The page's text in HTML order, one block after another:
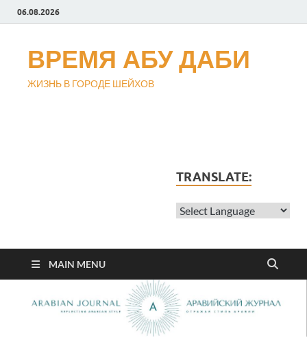
06.08.2026
ВРЕМЯ АБУ ДАБИ
ЖИЗНЬ В ГОРОДЕ ШЕЙХОВ
TRANSLATE:
MAIN MENU